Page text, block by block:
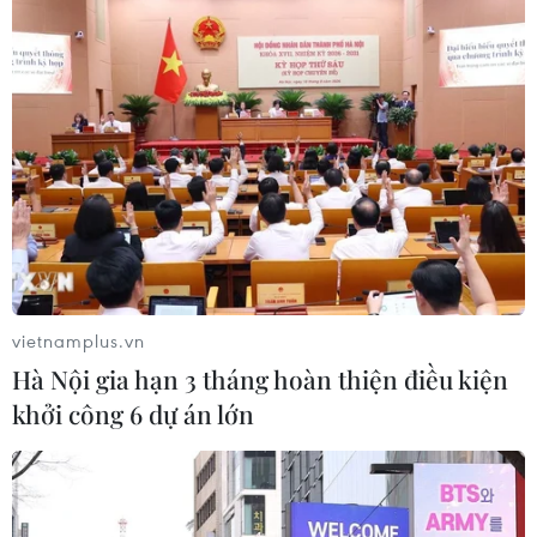
vietnamplus.vn
Hà Nội gia hạn 3 tháng hoàn thiện điều kiện
khởi công 6 dự án lớn